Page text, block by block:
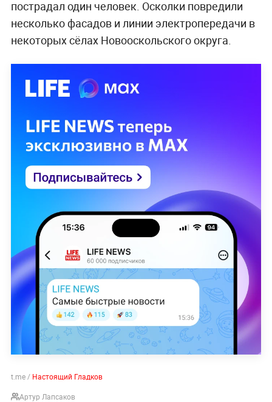
пострадал один человек. Осколки повредили
несколько фасадов и линии электропередачи в
некоторых сёлах Новооскольского округа.
t.me / Настоящий Гладков
Артур Лапсаков